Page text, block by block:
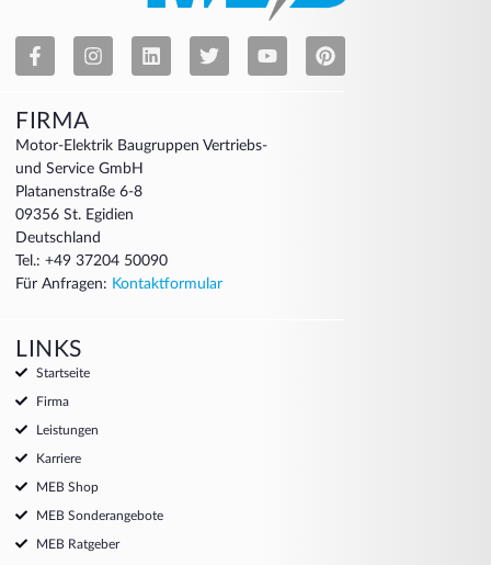
FIRMA
Motor-Elektrik Baugruppen Vertriebs-
und Service GmbH
Platanenstraße 6-8
09356 St. Egidien
Deutschland
Tel.: +49 37204 50090
Für Anfragen: Kontaktformular
LINKS
Startseite
Firma
Leistungen
Karriere
MEB Shop
MEB Sonderangebote
MEB Ratgeber